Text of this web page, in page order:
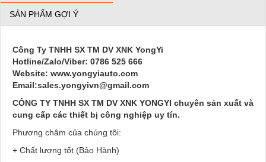
SẢN PHẨM GỢI Ý
Công Ty TNHH SX TM DV XNK YongYi
Hotline/Zalo/Viber: 0786 525 666
Website: www.yongyiauto.com
Email:sales.yongyivn@gmail.com
CÔNG TY TNHH SX TM DV XNK YONGYI chuyên sản xuất và
cung cấp các thiết bị công nghiệp uy tín.
Phương châm của chúng tôi:
+ Chất lượng tốt (Bảo Hành)